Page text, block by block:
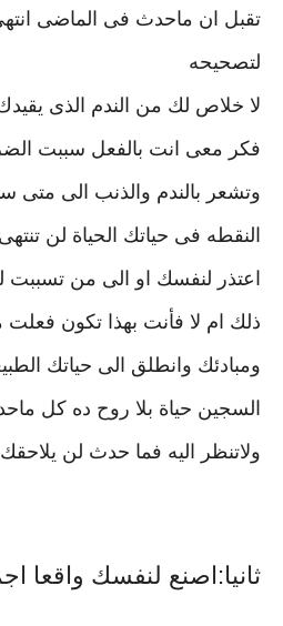
تقبل ان ماحدث فى الماضى
لتصحيحه
لا خلاص لك من الندم الذى
فكر معى انت بالفعل سببت
وتشعر بالندم والذنب الى متى
النقطه فى حياتك الحياة لن
اعتذر لنفسك او الى من تسببت
ذلك ام لا فأنت بهذا تكون
ومبادئك وانطلق الى حياتك
السجين حياة بلا روح ده كل
ولاتنظر اليه فما حدث لن
ثانيا:اصنع لنفسك واقعا